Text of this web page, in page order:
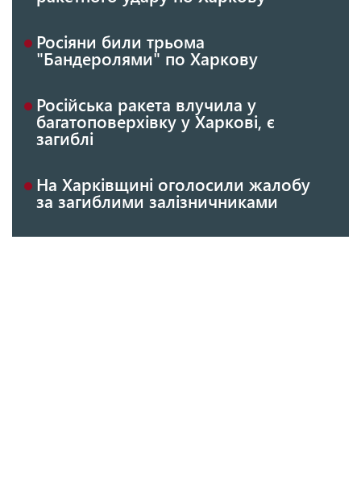
Росіяни били трьома
"Бандеролями" по Харкову
Російська ракета влучила у
багатоповерхівку у Харкові, є
загиблі
На Харківщині оголосили жалобу
за загиблими залізничниками